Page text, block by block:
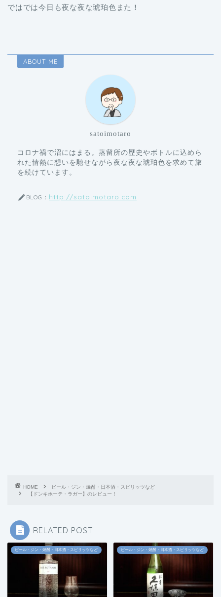
ではでは今日も夜な夜な琥珀色また！
ABOUT ME
satoimotaro
コロナ禍で沼にはまる。蒸留所の歴史やボトルに込めら
れた情熱に想いを馳せながら夜な夜な琥珀色を求めて旅
を続けています。
BLOG： http://satoimotaro.com
HOME
ビール・ジン・焼酎・日本酒・スピリッツなど
【ドンキホーテ・ラガー】のレビュー！
RELATED POST
ビール・ジン・焼酎・日本酒・スピリッツなど ビール・ジン・焼酎・日本酒・スピリッツなど